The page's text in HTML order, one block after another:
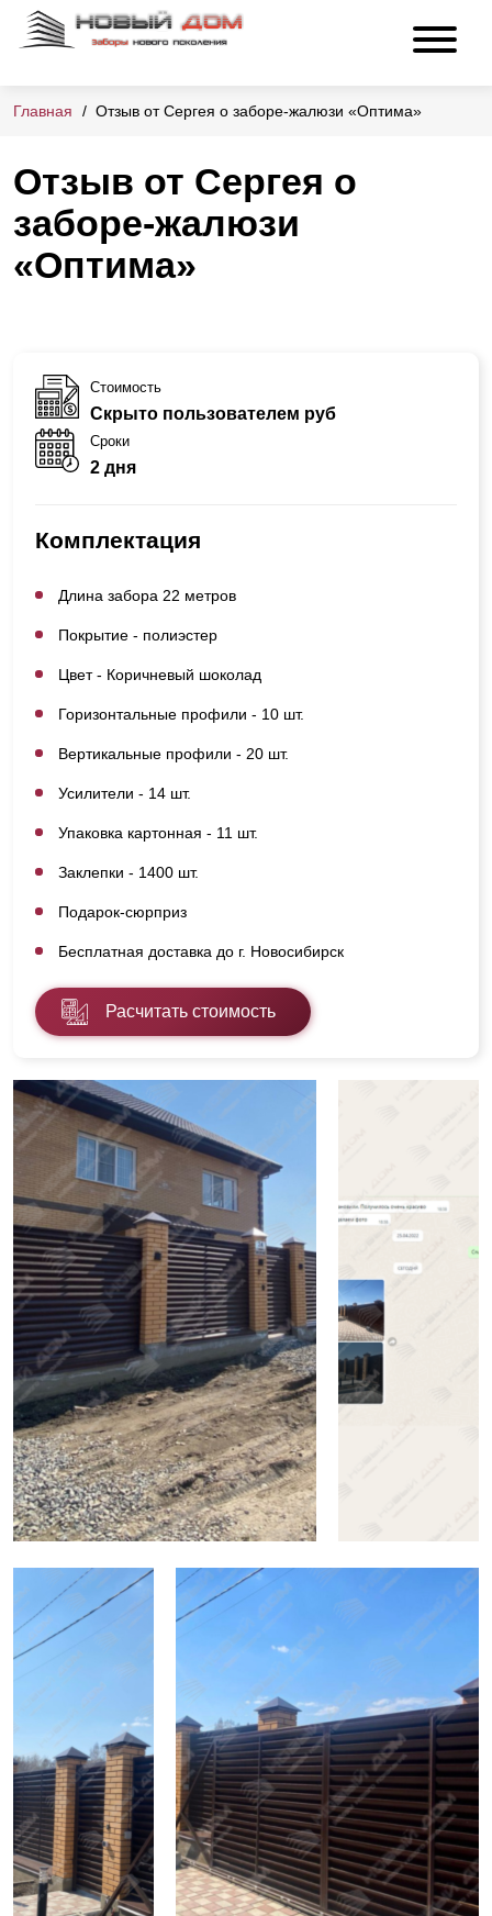
Главная Отзыв от Сергея о заборе-жалюзи «Оптима»
Отзыв от Сергея о
заборе-жалюзи
«Оптима»
Стоимость
Скрыто пользователем руб
Сроки
2 дня
Комплектация
Длина забора 22 метров
Покрытие - полиэстер
Цвет - Коричневый шоколад
Горизонтальные профили - 10 шт.
Вертикальные профили - 20 шт.
Усилители - 14 шт.
Упаковка картонная - 11 шт.
Заклепки - 1400 шт.
Подарок-сюрприз
Бесплатная доставка до г. Новосибирск
Расчитать стоимость